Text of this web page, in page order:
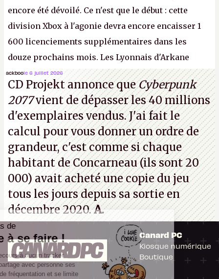
encore été dévoilé. Ce n'est que le début : cette
division Xbox à l'agonie devra encore encaisser 1
600 licenciements supplémentaires dans les
douze prochains mois. Les Lyonnais d'Arkane
(Dishonored, Deathloop) pourraient faire partie des
prochaines victimes, puisque Microsoft a confirmé
vouloir se séparer du studio.A.
ackboole 6 juillet 2026
CD Projekt annonce queCyberpunk
2077vient de dépasser les 40 millions
d'exemplaires vendus. J'ai fait le
calcul pour vous donner un ordre de
grandeur, c'est comme si chaque
habitant de Concarneau (ils sont 20
000) avait acheté une copie du jeu
tous les jours depuis sa sortie en
décembre 2020.A.
Canard PC
Kiosque numérique
Boutique
Il n'y a pas de
Cookie à se faire !
Ce site n'a recours à aucun tracker
externe, ne partage avec personne ses
statistiques de fréquentation et se limite